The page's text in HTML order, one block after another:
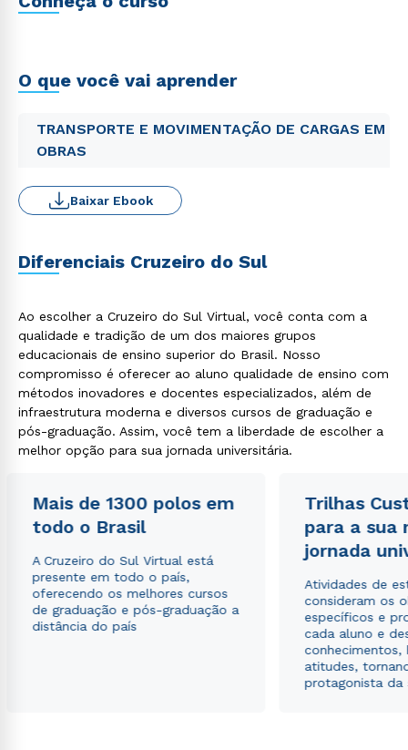
O que você vai aprender
TRANSPORTE E MOVIMENTAÇÃO DE CARGAS EM
OBRAS
Baixar Ebook
Diferenciais Cruzeiro do Sul
Ao escolher a Cruzeiro do Sul Virtual, você conta com a
qualidade e tradição de um dos maiores grupos
educacionais de ensino superior do Brasil. Nosso
compromisso é oferecer ao aluno qualidade de ensino com
métodos inovadores e docentes especializados, além de
infraestrutura moderna e diversos cursos de graduação e
pós-graduação. Assim, você tem a liberdade de escolher a
melhor opção para sua jornada universitária.
Mais de 1300 polos em
todo o Brasil
A Cruzeiro do Sul Virtual está
presente em todo o país,
oferecendo os melhores cursos
de graduação e pós-graduação a
distância do país
Trilhas
para a sua
jornada
Atividades de
consideram os
específicos e
cada aluno e
conhecimentos,
atitudes,
protagonista da